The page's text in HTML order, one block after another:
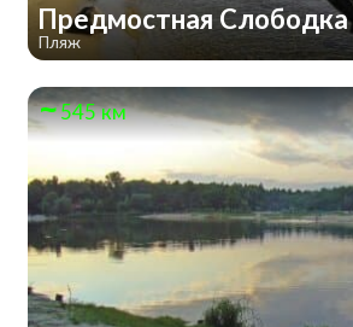
Предмостная Слободка
Пляж
545 км